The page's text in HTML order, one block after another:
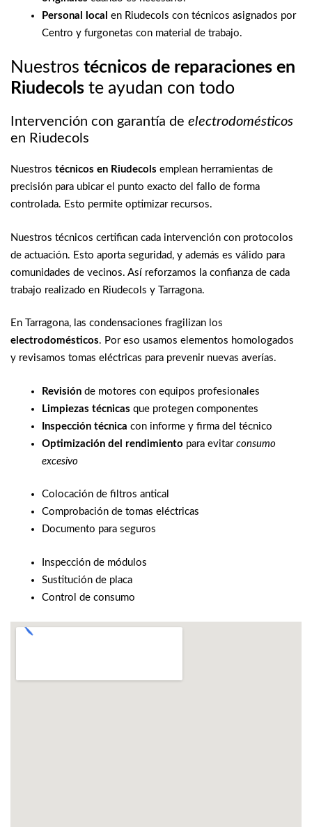
Personal local en Riudecols con técnicos asignados por
Centro y furgonetas con material de trabajo.
Nuestros técnicos de reparaciones en
Riudecols te ayudan con todo
Intervención con garantía de electrodomésticos
en Riudecols
Nuestros técnicos en Riudecols emplean herramientas de
precisión para ubicar el punto exacto del fallo de forma
controlada. Esto permite optimizar recursos.
Nuestros técnicos certifican cada intervención con protocolos
de actuación. Esto aporta seguridad, y además es válido para
comunidades de vecinos. Así reforzamos la confianza de cada
trabajo realizado en Riudecols y Tarragona.
En Tarragona, las condensaciones fragilizan los
electrodomésticos. Por eso usamos elementos homologados
y revisamos tomas eléctricas para prevenir nuevas averías.
Revisión de motores con equipos profesionales
Limpiezas técnicas que protegen componentes
Inspección técnica con informe y firma del técnico
Optimización del rendimiento para evitar consumo
excesivo
Colocación de filtros antical
Comprobación de tomas eléctricas
Documento para seguros
Inspección de módulos
Sustitución de placa
Control de consumo